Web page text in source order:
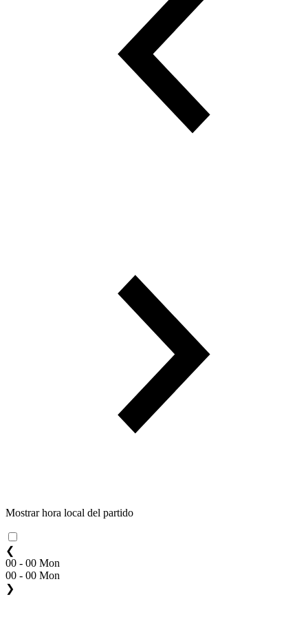
Mostrar hora local del partido
❮
00 - 00 Mon
00 - 00 Mon
❯